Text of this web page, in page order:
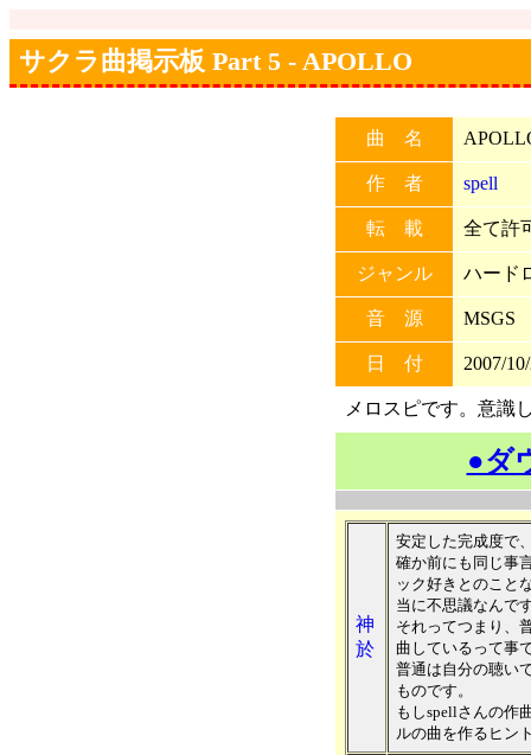
サクラ曲掲示板 Part 5 - APOLLO
曲 名
作 者 spell
転 載 全て許
ジャンル ハード
音 源 MSGS
日 付 2007/
メロスピです。意識
●ダ
神
於
安定した完成度で
確か前にも同じ事
ック好きとのこと
当に不思議なんで
それってつまり、
曲しているって事
普通は自分の聴い
ものです。
もしspellさんの作
ルの曲を作るヒン